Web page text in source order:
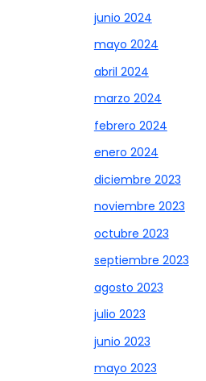
junio 2024
mayo 2024
abril 2024
marzo 2024
febrero 2024
enero 2024
diciembre 2023
noviembre 2023
octubre 2023
septiembre 2023
agosto 2023
julio 2023
junio 2023
mayo 2023